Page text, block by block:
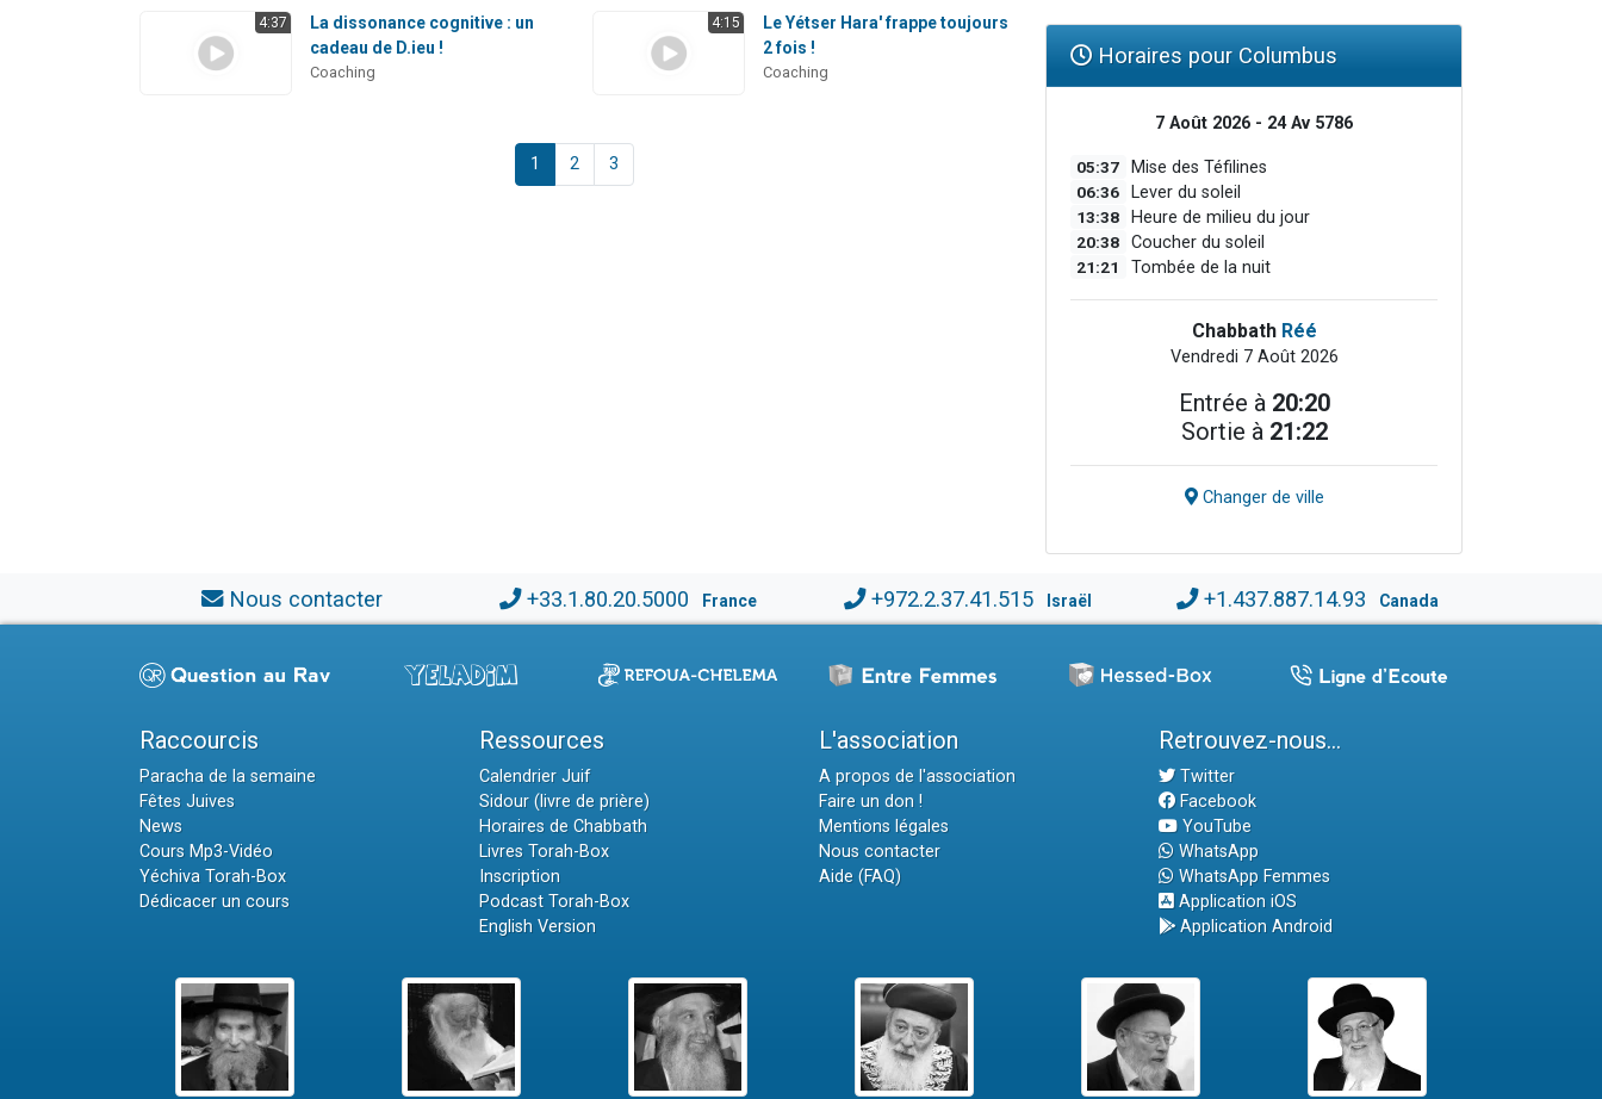
4:37
La dissonance cognitive : un
cadeau de D.ieu !
Coaching
4:15
Le Yétser Hara' frappe toujours
2 fois !
Coaching
1 2 3
Horaires pour Columbus
7 Août 2026 - 24 Av 5786
05:37 Mise des Téfilines
06:36 Lever du soleil
13:38 Heure de milieu du jour
20:38 Coucher du soleil
21:21 Tombée de la nuit
Chabbath Réé
Vendredi 7 Août 2026
Entrée à 20:20
Sortie à 21:22
Changer de ville
Nous contacter +33.1.80.20.5000 France +972.2.37.41.515 Israël +1.437.887.14.93 Canada
Raccourcis
Paracha de la semaine
Fêtes Juives
News
Cours Mp3-Vidéo
Yéchiva Torah-Box
Dédicacer un cours
Ressources
Calendrier Juif
Sidour (livre de prière)
Horaires de Chabbath
Livres Torah-Box
Inscription
Podcast Torah-Box
English Version
L'association
A propos de l'association
Faire un don !
Mentions légales
Nous contacter
Aide (FAQ)
Retrouvez-nous...
Twitter
Facebook
YouTube
WhatsApp
WhatsApp Femmes
Application iOS
Application Android